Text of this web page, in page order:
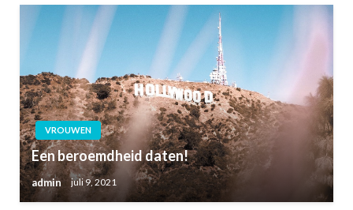
VROUWEN
Een beroemdheid daten!
admin juli 9, 2021